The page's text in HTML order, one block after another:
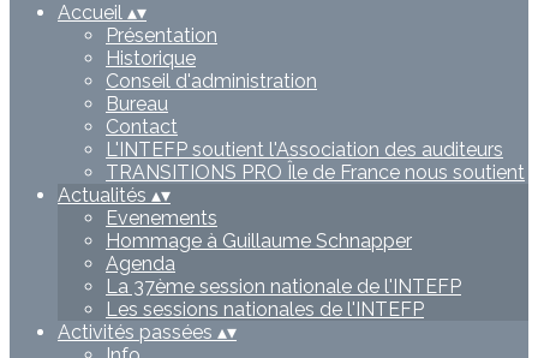
Accueil ▴▾
Présentation
Historique
Conseil d'administration
Bureau
Contact
L'INTEFP soutient l'Association des auditeurs
TRANSITIONS PRO Île de France nous soutient
Actualités ▴▾
Evenements
Hommage à Guillaume Schnapper
Agenda
La 37ème session nationale de l'INTEFP
Les sessions nationales de l'INTEFP
Activités passées ▴▾